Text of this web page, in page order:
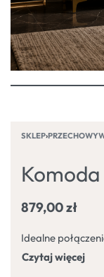
SKLEP›
Komoda
879,00zł